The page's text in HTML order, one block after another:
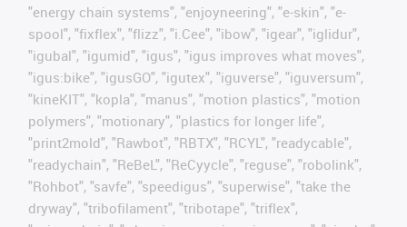
"energy chain systems", "enjoyneering", "e-skin", "e-
spool", "fixflex", "flizz", "i.Cee", "ibow", "igear", "iglidur",
"igubal", "igumid", "igus", "igus improves what moves",
"igus:bike", "igusGO", "igutex", "iguverse", "iguversum",
"kineKIT", "kopla", "manus", "motion plastics", "motion
polymers", "motionary", "plastics for longer life",
"print2mold", "Rawbot", "RBTX", "RCYL", "readycable",
"readychain", "ReBeL", "ReCyycle", "reguse", "robolink",
"Rohbot", "savfe", "speedigus", "superwise", "take the
dryway", "tribofilament", "tribotape", "triflex",